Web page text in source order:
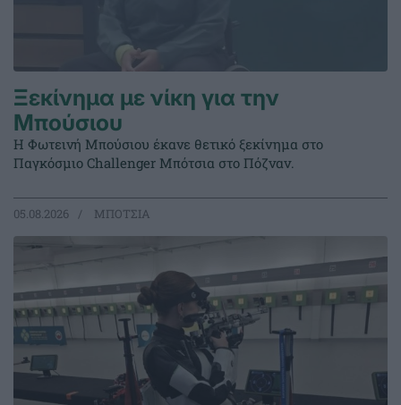
Ξεκίνημα με νίκη για την
Μπούσιου
Η Φωτεινή Μπούσιου έκανε θετικό ξεκίνημα στο
Παγκόσμιο Challenger Μπότσια στο Πόζναν.
05.08.2026 ΜΠΟΤΣΙΑ